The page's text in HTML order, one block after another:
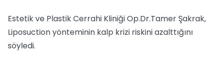
Estetik ve Plastik Cerrahi Kliniği Op.Dr.Tamer Şakrak,
Liposuction yönteminin kalp krizi riskini azalttığını
söyledi.